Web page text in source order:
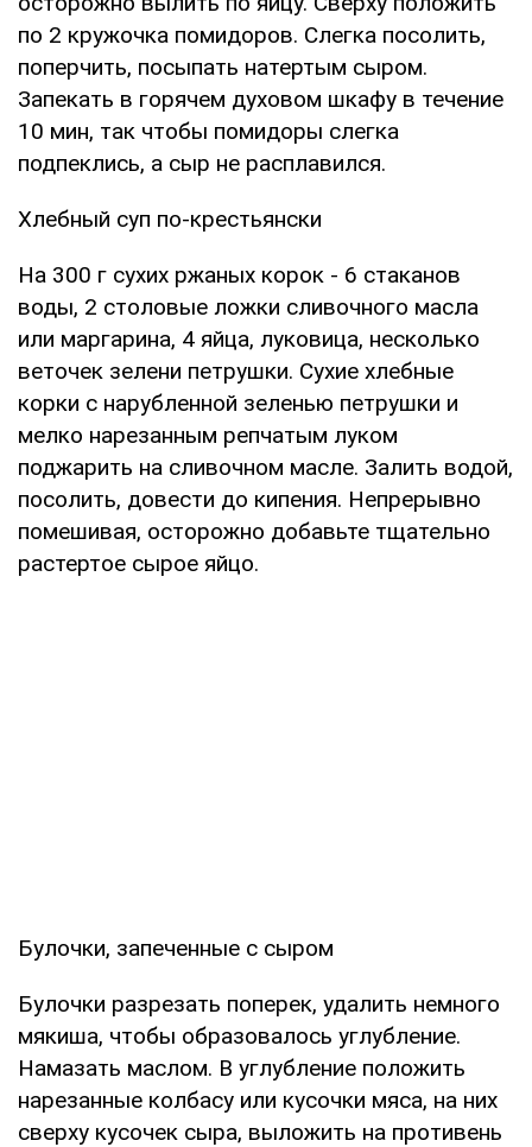
по 2 кружочка помидоров. Слегка посолить,
поперчить, посыпать натертым сыром.
Запекать в горячем духовом шкафу в течение
10 мин, так чтобы помидоры слегка
подпеклись, а сыр не расплавился.
Хлебный суп по-крестьянски
На 300 г сухих ржаных корок - 6 стаканов
воды, 2 столовые ложки сливочного масла
или маргарина, 4 яйца, луковица, несколько
веточек зелени петрушки. Сухие хлебные
корки с нарубленной зеленью петрушки и
мелко нарезанным репчатым луком
поджарить на сливочном масле. Залить водой,
посолить, довести до кипения. Непрерывно
помешивая, осторожно добавьте тщательно
растертое сырое яйцо.
Булочки, запеченные с сыром
Булочки разрезать поперек, удалить немного
мякиша, чтобы образовалось углубление.
Намазать маслом. В углубление положить
нарезанные колбасу или кусочки мяса, на них
сверху кусочек сыра, выложить на противень